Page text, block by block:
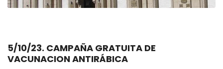
5/10/23. CAMPAÑA GRATUITA DE
VACUNACION ANTIRÁBICA